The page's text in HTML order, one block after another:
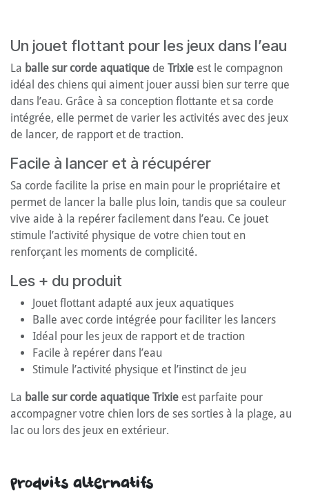
Un jouet flottant pour les jeux dans l’eau
La balle sur corde aquatique de Trixie est le compagnon
idéal des chiens qui aiment jouer aussi bien sur terre que
dans l’eau. Grâce à sa conception flottante et sa corde
intégrée, elle permet de varier les activités avec des jeux
de lancer, de rapport et de traction.
Facile à lancer et à récupérer
Sa corde facilite la prise en main pour le propriétaire et
permet de lancer la balle plus loin, tandis que sa couleur
vive aide à la repérer facilement dans l’eau. Ce jouet
stimule l’activité physique de votre chien tout en
renforçant les moments de complicité.
Les + du produit
Jouet flottant adapté aux jeux aquatiques
Balle avec corde intégrée pour faciliter les lancers
Idéal pour les jeux de rapport et de traction
Facile à repérer dans l’eau
Stimule l’activité physique et l’instinct de jeu
La balle sur corde aquatique Trixie est parfaite pour
accompagner votre chien lors de ses sorties à la plage, au
lac ou lors des jeux en extérieur.
Produits alternatifs